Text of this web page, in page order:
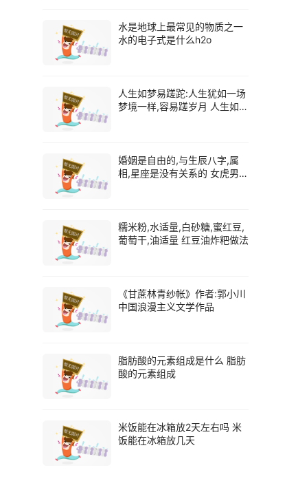
水是地球上最常见的物质之一
水的电子式是什么h2o
人生如梦易蹉跎:人生犹如一场
梦境一样,容易蹉岁月 人生如梦
婚姻是自由的,与生辰八字,属
相,星座是没有关系的 女虎男龙
糯米粉,水适量,白砂糖,蜜红豆,
葡萄干,油适量 红豆油炸粑做法
《甘蔗林青纱帐》作者:郭小川
中国浪漫主义文学作品
脂肪酸的元素组成是什么 脂肪
酸的元素组成
米饭能在冰箱放2天左右吗 米
饭能在冰箱放几天